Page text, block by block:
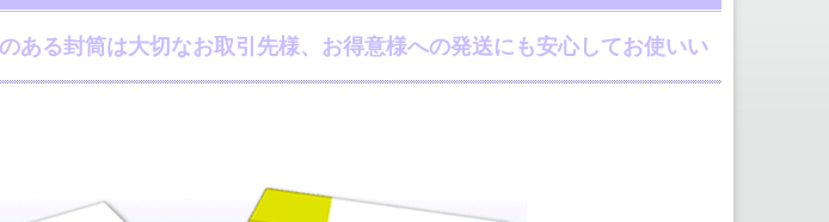
ある封筒は大切なお取引先様、お得意様への発送にも安心してお使いい